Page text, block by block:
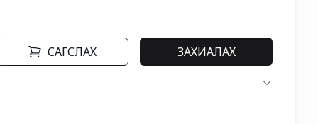
САГСЛАХ ЗАХИАЛАХ